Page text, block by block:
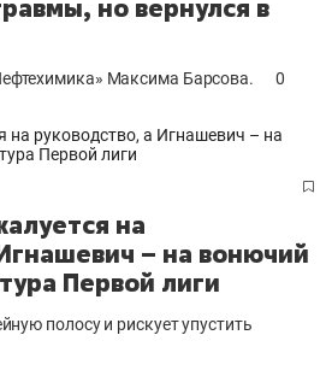
но вернулся в
Максима Барсова. 0
на
– на вонючий
Первой лиги
полосу и рискует упустить